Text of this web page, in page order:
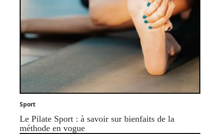
Sport
Le Pilate Sport : à savoir sur bienfaits de la
méthode en vogue